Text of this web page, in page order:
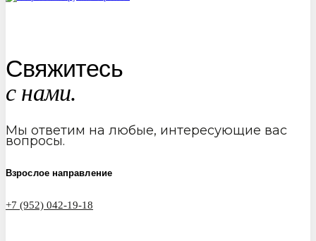
Свяжитесь
с нами.
Мы ответим на любые, интересующие вас
вопросы.
Взрослое направление
+7 (952) 042-19-18